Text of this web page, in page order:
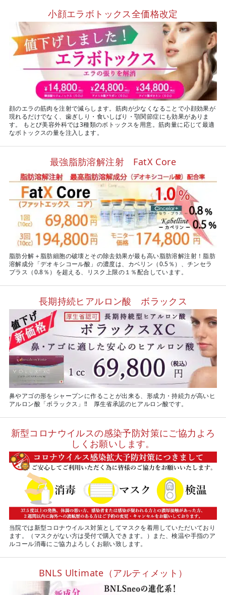
小顔エラボトックス全価格改定
顔のエラの筋肉を注射で減らします。筋肉が少なくなることで小顔効果が
現れるだけでなく、歯ぎしり・食いしばり・顎関節症にも効果がありま
す。 もとび美容外科では3種類のボトックスを用意。筋肉量に応じて最適
なボトックスの量を注入します。
最強脂肪溶解注射 FatX Core
脂肪分解＋脂肪細胞の破壊とその除去効果が最も高い脂肪溶解注射！脂肪
溶解成分「デオキシコール酸」の濃度は、カベリン（0.5％）、チンセラ
プラス（0.8％）を超える、リスク上限の１％配合しています。
長期持続ヒアルロン酸 ボラックス
鼻やアゴの形をシャープンに作ることが出来る、形成力・持続力が高いヒ
アルロン酸「ボラックス」‼ 厚生省承認のヒアルロン酸です。
新型コロナウイルスの感染予防対策にご協力よろ
しくお願いします。
当院では新型コロナウイルス対策としてマスクを着用していただいており
ます。（マスクがない方は受付で購入できます。）また、検温や手指のア
ルコール消毒にご協力よろしくお願い致します。
BNLS Ultimate（アルティメット）